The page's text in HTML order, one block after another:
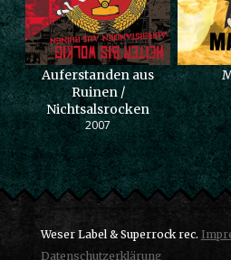
Auferstanden aus
Ruinen /
Nichtsalsrocken
2007
Weser Label & Superrock rec.
Datenschutzerklärung